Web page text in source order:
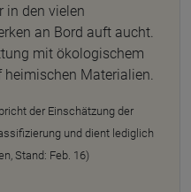
in den vielen
an Bord auft aucht.
mit ökologischem
Materialien.
der Einschätzung der
und dient lediglich
Stand: Feb. 16)